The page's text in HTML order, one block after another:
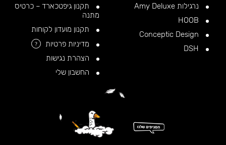
נרגילות Amy Deluxe
תקנון גיפטכארד – כרטיס
מתנה
תקנון מועדון לקוחות
מדיניות פרטיות
?
הצהרת נגישות
החשבון שלי